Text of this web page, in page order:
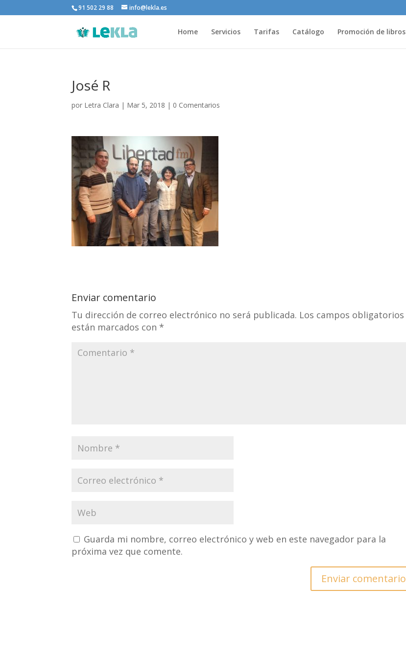
91 502 29 88 info@lekla.es
Home Servicios Tarifas Catálogo Promoción de libros
José R
por Letra Clara | Mar 5, 2018 | 0 Comentarios
Enviar comentario
Tu dirección de correo electrónico no será publicada. Los campos obligatorios
están marcados con *
Guarda mi nombre, correo electrónico y web en este navegador para la
próxima vez que comente.